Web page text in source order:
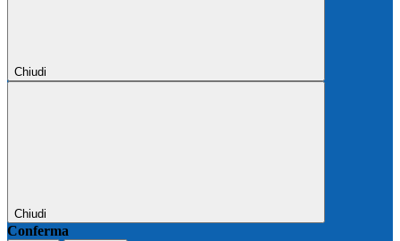
Chiudi
Chiudi
Conferma